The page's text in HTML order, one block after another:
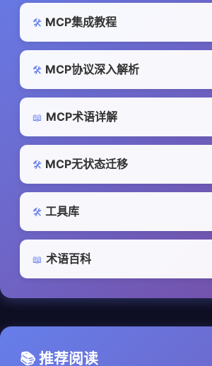
🛠️ MCP集成教程
🛠️ MCP协议深入解析
📖 MCP术语详解
🛠️ MCP无状态迁移
🛠️ 工具库
📖 术语百科
📚 推荐阅读